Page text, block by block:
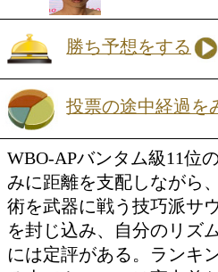
注目だ。
タニャ